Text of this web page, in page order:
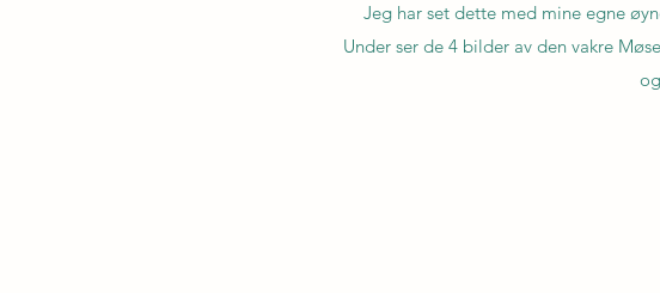
Jeg har set dette med mine egne
Under ser de 4 bilder av den vakre